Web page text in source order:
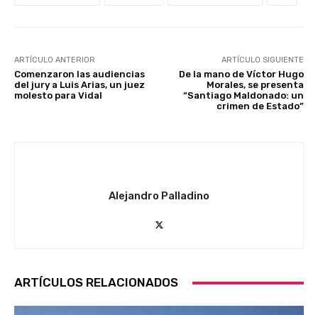
ARTÍCULO ANTERIOR
Comenzaron las audiencias
del jury a Luis Arias, un juez
molesto para Vidal
ARTÍCULO SIGUIENTE
De la mano de Víctor Hugo
Morales, se presenta
“Santiago Maldonado: un
crimen de Estado”
Alejandro Palladino
ARTÍCULOS RELACIONADOS